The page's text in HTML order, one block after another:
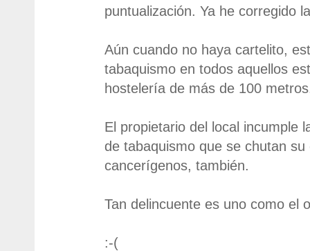
puntualización. Ya he corregido
Aún cuando no haya cartelito,
tabaquismo en todos aquellos
hostelería de más de 100
El propietario del local incumple
de tabaquismo que se chutan su
cancerígenos, también.
Tan delincuente es uno como el
:-(